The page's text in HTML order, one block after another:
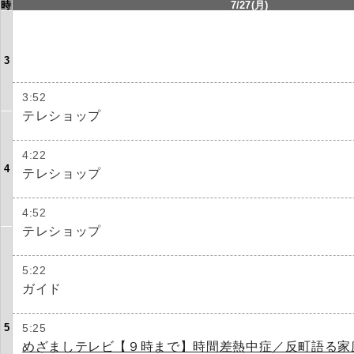
時 7/27(月)
3
3:52
テレショップ
4
4:22
テレショップ
4:52
テレショップ
5
5:22
ガイド
5:25
めざましテレビ【９時まで】時間差熱中症／反町語る